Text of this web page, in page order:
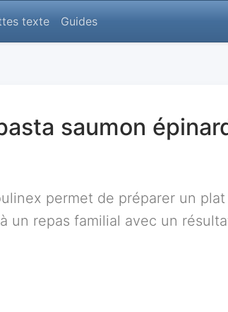
texte Guides
saumon
permet de préparer un
repas familial avec un